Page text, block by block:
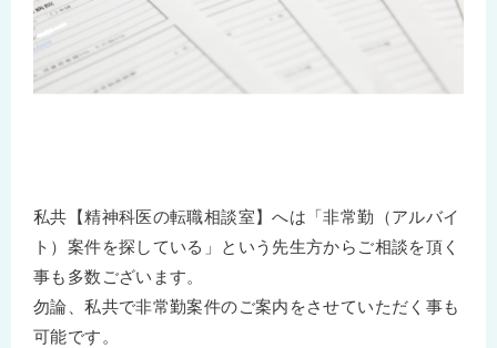
私共【精神科医の転職相談室】へは「非常勤（アルバイ
ト）案件を探している」という先生方からご相談を頂く
事も多数ございます。
勿論、私共で非常勤案件のご案内をさせていただく事も
可能です。